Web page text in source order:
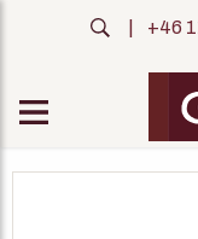
+46